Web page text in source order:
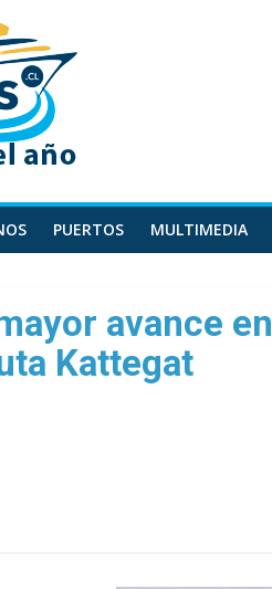
PUERTOS MULTIMEDIA
avance en
Kattegat